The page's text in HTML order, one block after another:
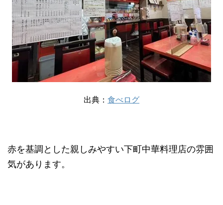
出典： 食べログ
赤を基調とした親しみやすい下町中華料理店の雰囲
気があります。